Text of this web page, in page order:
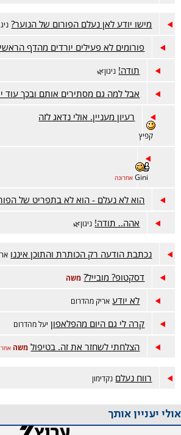
מישו יודע לאן נעלם הפורום של הנוער?
פורומים לא פעילים יורדים מהדף הראשי
תודה! ניגון🌿
אבל למה גם מסתירים אותם ובכך עוד
רעיון מעניין. אולי נדאג לזה
קפיץ
Gini אחרונה
הוא לא נעלם - הוא לא בתפריט של
אהה.. תודה! ניגון🌿
נכתבת הודעה רק הכותרת והתוכן איננו
דסקטופ? מובייל? משה
לא יודע אריק מהדרום
קרה לי גם היום מהפלאפון יעל מהדרום
הצלחתי לשחזר את זה. בטיפול משה
רווח נעלם נקדימון
אולי יעניין אותך